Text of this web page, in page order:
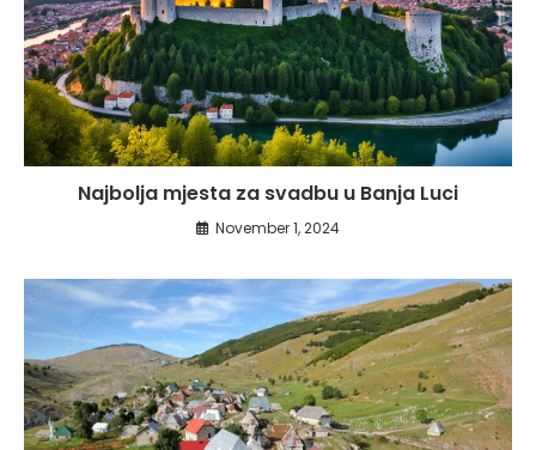
Najbolja mjesta za svadbu u Banja Luci
November 1, 2024